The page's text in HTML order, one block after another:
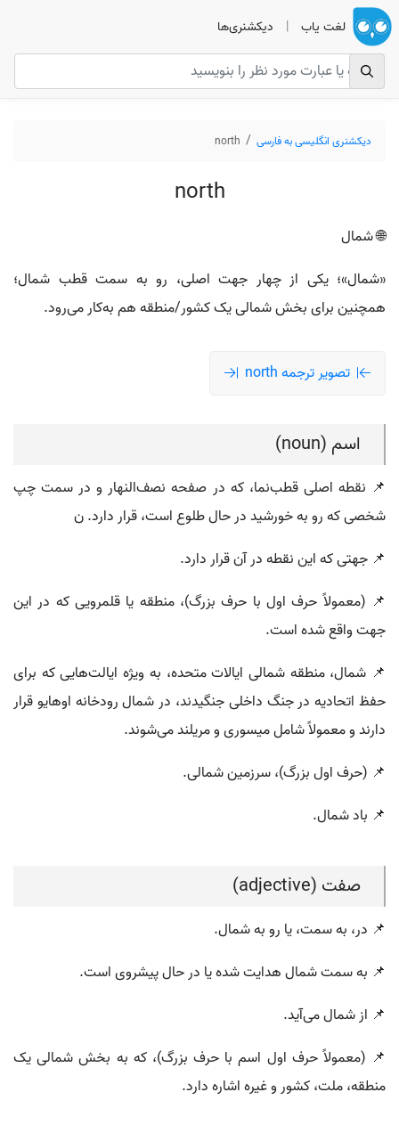
لغت یاب | دیکشنری‌ها
دیکشنری انگلیسی به فارسی north
north
🌐 شمال
«شمال»؛ یکی از چهار جهت اصلی، رو به سمت قطب شمال؛
همچنین برای بخش شمالی یک کشور/منطقه هم به‌کار می‌رود.
تصویر ترجمه north
اسم (noun)
📌 نقطه اصلی قطب‌نما، که در صفحه نصف‌النهار و در سمت چپ
شخصی که رو به خورشید در حال طلوع است، قرار دارد. ن
📌 جهتی که این نقطه در آن قرار دارد.
📌 (معمولاً حرف اول با حرف بزرگ)، منطقه یا قلمرویی که در این
جهت واقع شده است.
📌 شمال، منطقه شمالی ایالات متحده، به ویژه ایالت‌هایی که برای
حفظ اتحادیه در جنگ داخلی جنگیدند، در شمال رودخانه اوهایو قرار
دارند و معمولاً شامل میسوری و مریلند می‌شوند.
📌 (حرف اول بزرگ)، سرزمین شمالی.
📌 باد شمال.
صفت (adjective)
📌 در، به سمت، یا رو به شمال.
📌 به سمت شمال هدایت شده یا در حال پیشروی است.
📌 از شمال می‌آید.
📌 (معمولاً حرف اول اسم با حرف بزرگ)، که به بخش شمالی یک
منطقه، ملت، کشور و غیره اشاره دارد.